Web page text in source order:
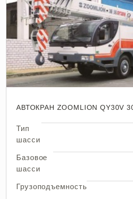
АВТОКРАН ZOOMLION QY30V
Тип
шасси
Базовое
шасси
Грузоподъемность